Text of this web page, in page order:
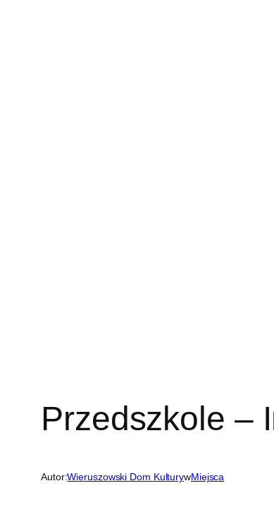
Przedszkole –
Autor:Wieruszowski Dom KulturywMiejsca